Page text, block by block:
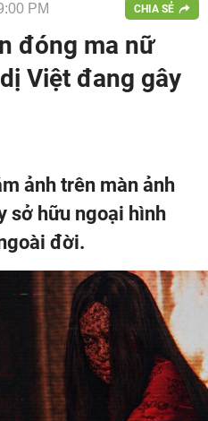
PM CHIA SẺ
đóng ma nữ
Việt đang gây
ảnh trên màn ảnh
sở hữu ngoại hình
đời.